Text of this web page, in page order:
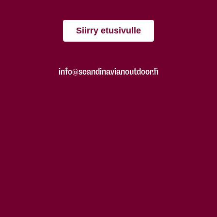
Siirry etusivulle
info@scandinavianoutdoor.fi